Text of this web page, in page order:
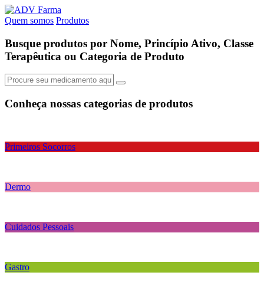
Quem somos Produtos
Busque produtos por Nome, Princípio Ativo, Classe
Terapêutica ou Categoria de Produto
Conheça nossas categorias de produtos
Primeiros Socorros
Dermo
Cuidados Pessoais
Gastro